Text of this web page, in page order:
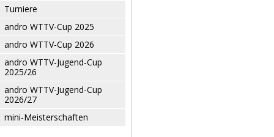
Turniere
andro WTTV-Cup 2025
andro WTTV-Cup 2026
andro WTTV-Jugend-Cup
2025/26
andro WTTV-Jugend-Cup
2026/27
mini-Meisterschaften